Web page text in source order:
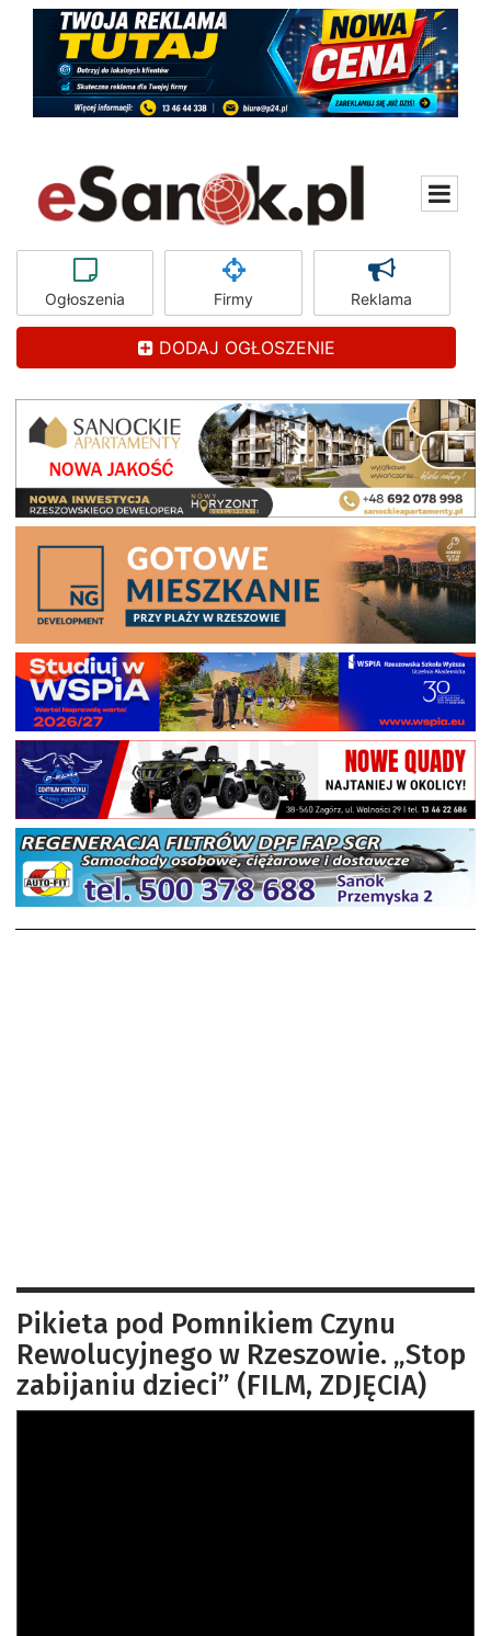
Ogłoszenia Firmy Reklama
DODAJ OGŁOSZENIE
Pikieta pod Pomnikiem Czynu
Rewolucyjnego w Rzeszowie. „Stop
zabijaniu dzieci” (FILM, ZDJĘCIA)